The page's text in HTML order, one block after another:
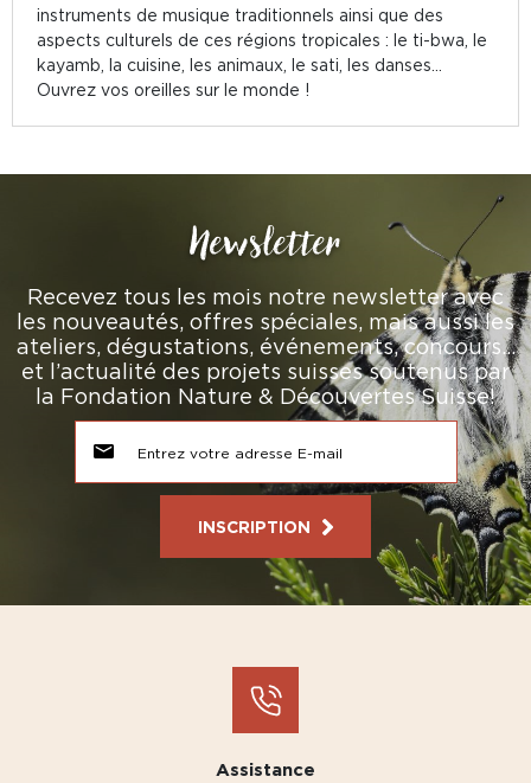
instruments de musique traditionnels ainsi que des
aspects culturels de ces régions tropicales : le ti-bwa, le
kayamb, la cuisine, les animaux, le sati, les danses...
Ouvrez vos oreilles sur le monde !
Newsletter
Recevez tous les mois notre newsletter avec
les nouveautés, offres spéciales, mais aussi les
ateliers, dégustations, événements, concours…
et l’actualité des projets suisses soutenus par
la Fondation Nature & Découvertes Suisse!
INSCRIPTION
Assistance